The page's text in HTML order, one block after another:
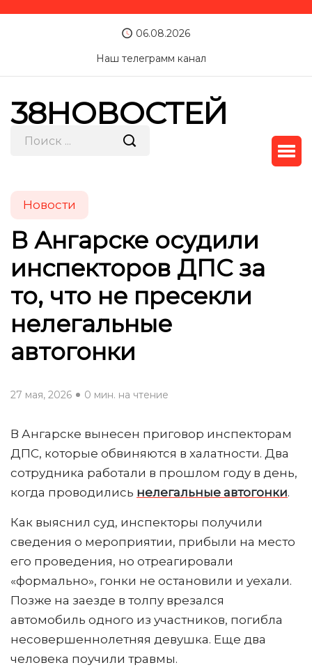
06.08.2026
Наш телеграмм канал
38НОВОСТЕЙ
Новости
В Ангарске осудили
инспекторов ДПС за
то, что не пресекли
нелегальные
автогонки
27 мая, 2026 0 мин. на чтение
В Ангарске вынесен приговор инспекторам
ДПС, которые обвиняются в халатности. Два
сотрудника работали в прошлом году в день,
когда проводились нелегальные автогонки.
Как выяснил суд, инспекторы получили
сведения о мероприятии, прибыли на место
его проведения, но отреагировали
«формально», гонки не остановили и уехали.
Позже на заезде в толпу врезался
автомобиль одного из участников, погибла
несовершеннолетняя девушка. Еще два
человека поучили травмы.